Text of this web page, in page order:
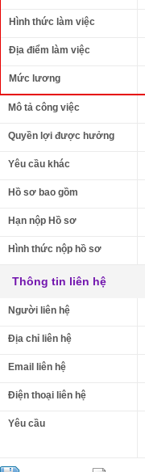
Hình thức làm việc
Địa điểm làm việc
Mức lương
Mô tả công việc
Quyền lợi được hưởng
Yêu cầu khác
Hồ sơ bao gồm
Hạn nộp Hồ sơ
Hình thức nộp hồ sơ
Thông tin liên hệ
Người liên hệ
Địa chỉ liên hệ
Email liên hệ
Điện thoại liên hệ
Yêu cầu